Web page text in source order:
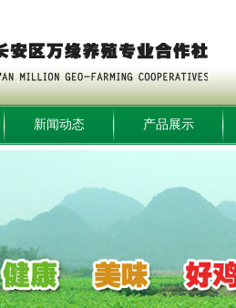
新闻动态 产品展示